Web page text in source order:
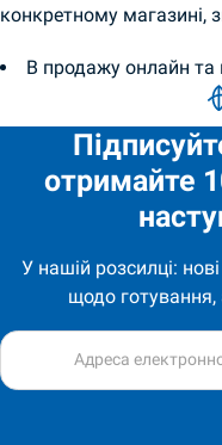
конкретному магазині,
В продажу онлайн та
отримайте
У нашій розсилці:
щодо